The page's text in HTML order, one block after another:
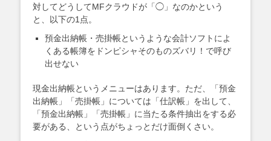
対してどうしてMFクラウドが「◯」なのかという
と、以下の1点。
預金出納帳・売掛帳というような会計ソフトによ
くある帳簿をドンピシャそのものズバリ！で呼び
出せない
現金出納帳というメニューはあります。ただ、「預金
出納帳」「売掛帳」については「仕訳帳」を出して、
「預金出納帳」「売掛帳」に当たる条件抽出をする必
要がある、という点がちょっとだけ面倒くさい。